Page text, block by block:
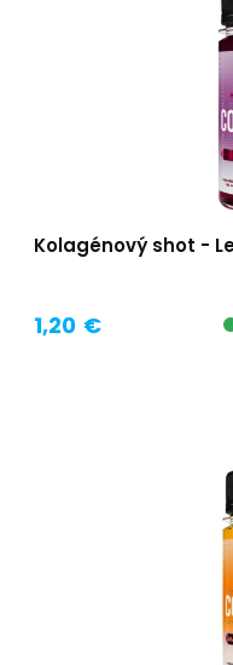
Kolagénový shot -
1,20 €